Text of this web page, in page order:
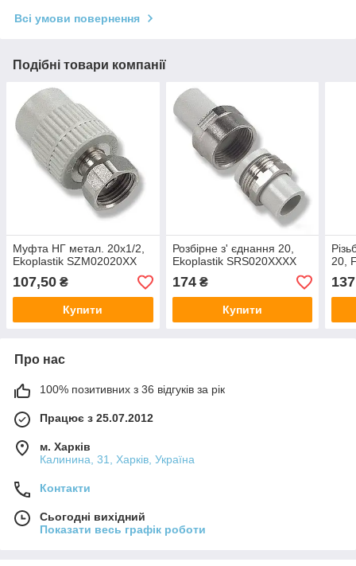
Всі умови повернення
Подібні товари компанії
Муфта НГ метал. 20х1/2,
Ekoplastik SZM02020XX
107,50 ₴
Купити
Розбірне з' єднання 20,
Ekoplastik SRS020XXXX
174₴
Купити
20,
137
Про нас
100% позитивних з 36 відгуків за рік
Працює з 25.07.2012
м. Харків
Калинина, 31, Харків, Україна
Контакти
Сьогодні вихідний
Показати весь графік роботи